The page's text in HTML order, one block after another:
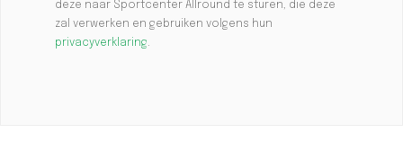
deze naar Sportcenter Allround te sturen, die deze
zal verwerken en gebruiken volgens hun
privacyverklaring.